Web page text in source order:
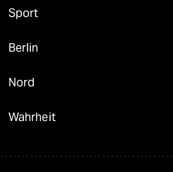
Sport
Berlin
Nord
Wahrheit